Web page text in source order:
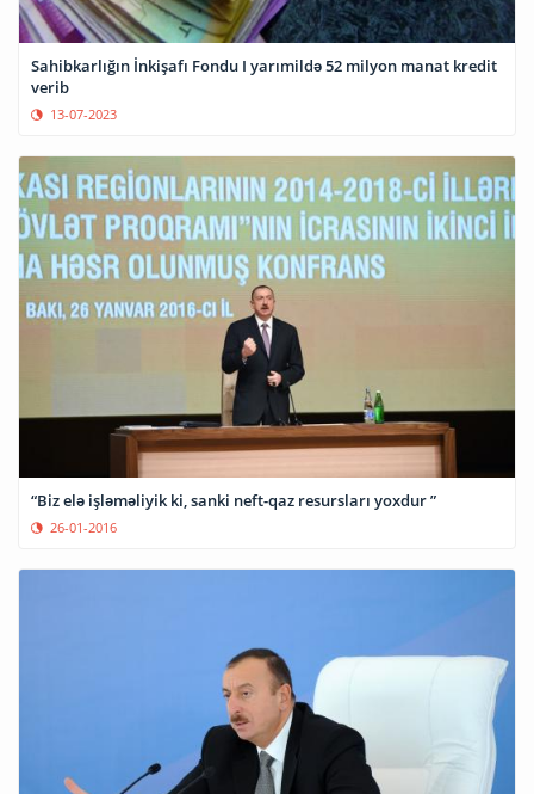
Sahibkarlığın İnkişafı Fondu I yarımildə 52 milyon manat kredit
verib
13-07-2023
“Biz elə işləməliyik ki, sanki neft-qaz resursları yoxdur ”
26-01-2016